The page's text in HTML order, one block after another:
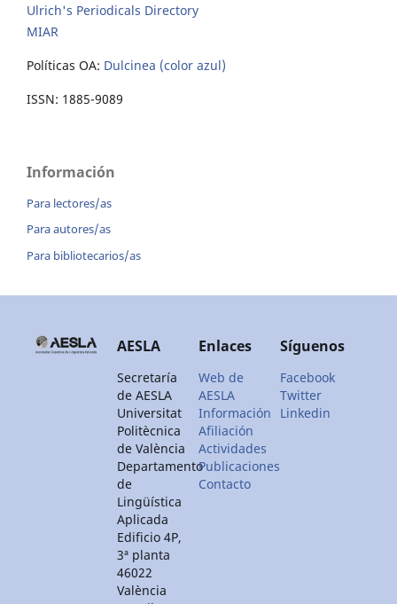
Ulrich's Periodicals Directory
MIAR
Políticas OA: Dulcinea (color azul)
ISSN: 1885-9089
Información
Para lectores/as
Para autores/as
Para bibliotecarios/as
AESLA
Secretaría
de AESLA
Universitat
Politècnica
de València
Departamento
de
Lingüística
Aplicada
Edificio 4P,
3ª planta
46022
València
Enlaces
Web de
AESLA
Información
Afiliación
Actividades
Publicaciones
Contacto
Síguenos
Facebook
Twitter
Linkedin